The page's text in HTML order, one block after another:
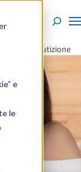
e
le
nella deglutizione